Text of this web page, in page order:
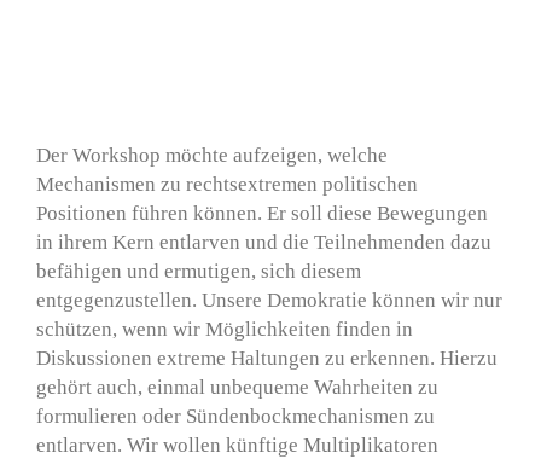
Der Workshop möchte aufzeigen, welche
Mechanismen zu rechtsextremen politischen
Positionen führen können. Er soll diese Bewegungen
in ihrem Kern entlarven und die Teilnehmenden dazu
befähigen und ermutigen, sich diesem
entgegenzustellen. Unsere Demokratie können wir nur
schützen, wenn wir Möglichkeiten finden in
Diskussionen extreme Haltungen zu erkennen. Hierzu
gehört auch, einmal unbequeme Wahrheiten zu
formulieren oder Sündenbockmechanismen zu
entlarven. Wir wollen künftige Multiplikatoren